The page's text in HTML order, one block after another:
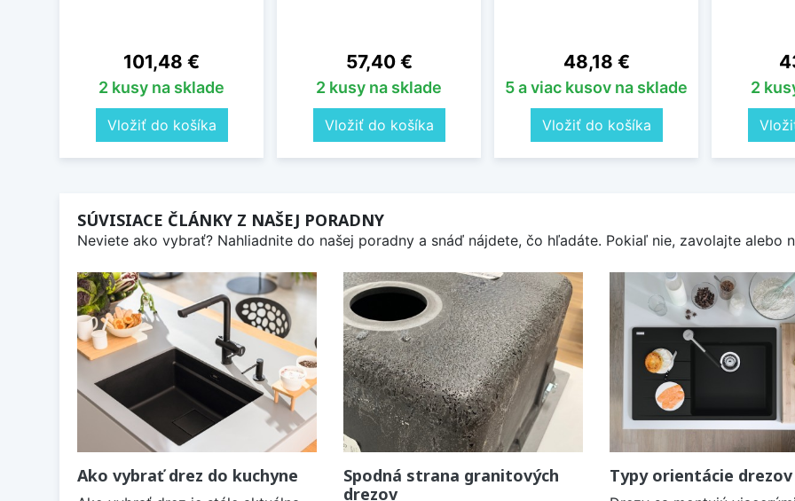
Cena
101,48 €
2 kusy na sklade
Vložiť do košíka
Cena
57,40 €
2 kusy na sklade
Vložiť do košíka
Cena
48,18 €
5 a viac kusov na sklade
Vložiť do košíka
2
SÚVISIACE ČLÁNKY Z NAŠEJ PORADNY
Neviete ako vybrať? Nahliadnite do našej poradny a snáď nájdete, čo hľadáte. Pokiaľ nie, zavolajte alebo
Ako vybrať drez do kuchyne
Spodná strana granitových
drezov
Typy orientácie drezov